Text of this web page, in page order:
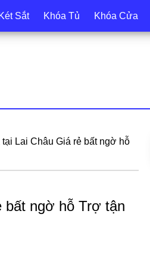
Sắt Khóa Tủ Khóa Cửa
Lai Châu Giá rẻ bất ngờ hỗ
bất ngờ hỗ Trợ tận